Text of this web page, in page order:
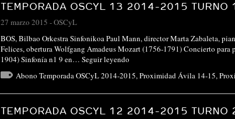
TEMPORADA OSCYL 13 2014-2015 TURNO
27 marzo 2015 -OSCyL
BOS, Bilbao Orkestra Sinfonikoa Paul Mann, director Marta Zabaleta,
Felices, obertura Wolfgang Amadeus Mozart (1756-1791) Concierto
1904) Sinfonía n1 9 en… Seguir leyendo
Abono Temporada OSCyL 2014-2015,Proximidad Ávila 14-15,
TEMPORADA OSCYL 12 2014-2015 TURNO